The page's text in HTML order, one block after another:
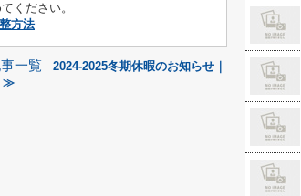
ください。
方法
一覧
2024-2025冬期休暇のお知らせ｜
≫